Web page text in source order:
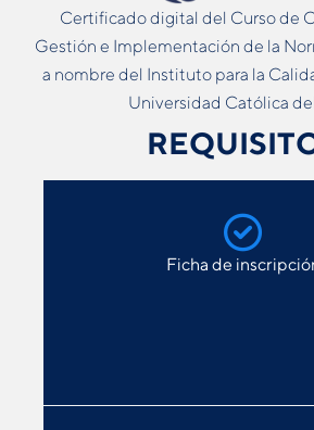
Certificado digital del Curso de
Gestión e Implementación de la
a nombre del Instituto para la
Universidad Católica
Ficha de